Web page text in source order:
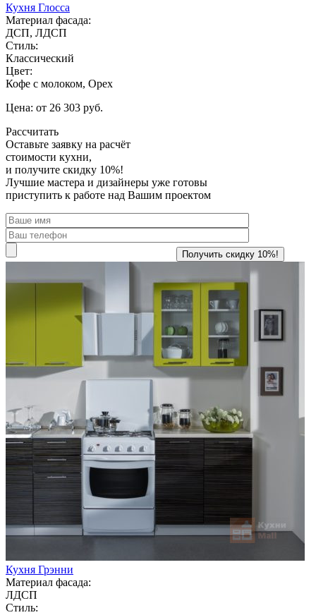
Кухня Глосса
Материал фасада:
ДСП, ЛДСП
Стиль:
Классический
Цвет:
Кофе с молоком, Орех
Цена: от 26 303 руб.
Рассчитать
Оставьте заявку на расчёт
стоимости кухни,
и получите скидку 10%!
Лучшие мастера и дизайнеры уже готовы
приступить к работе над Вашим проектом
Кухня Грэнни
Материал фасада:
ЛДСП
Стиль: